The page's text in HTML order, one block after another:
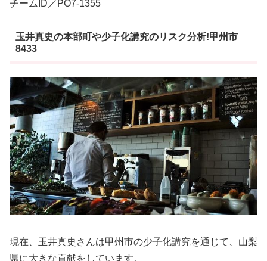
チームID／PO7-1355
玉井真史の本部町や少子化講究のリスク分析!甲州市
8433
現在、玉井真史さんは甲州市の少子化講究を通じて、山梨
県に大きな貢献をしています。